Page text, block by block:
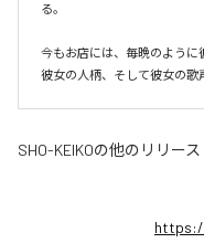
る。
今もお店には、毎晩のように
彼女の人柄、そして彼女の歌
SHO-KEIKOの他のリリース